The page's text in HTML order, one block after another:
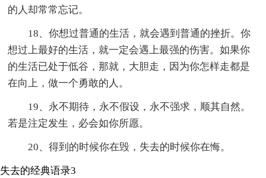
的人却常常忘记。
18、你想过普通的生活，就会遇到普通的挫折。你
想过上最好的生活，就一定会遇上最强的伤害。如果你
的生活已处于低谷，那就，大胆走，因为你怎样走都是
在向上，做一个勇敢的人。
19、永不期待，永不假设，永不强求，顺其自然。
若是注定发生，必会如你所愿。
20、得到的时候你在毁，失去的时候你在悔。
失去的经典语录3